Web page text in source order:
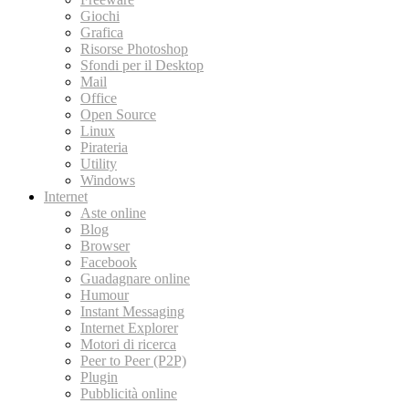
Giochi
Grafica
Risorse Photoshop
Sfondi per il Desktop
Mail
Office
Open Source
Linux
Pirateria
Utility
Windows
Internet
Aste online
Blog
Browser
Facebook
Guadagnare online
Humour
Instant Messaging
Internet Explorer
Motori di ricerca
Peer to Peer (P2P)
Plugin
Pubblicità online